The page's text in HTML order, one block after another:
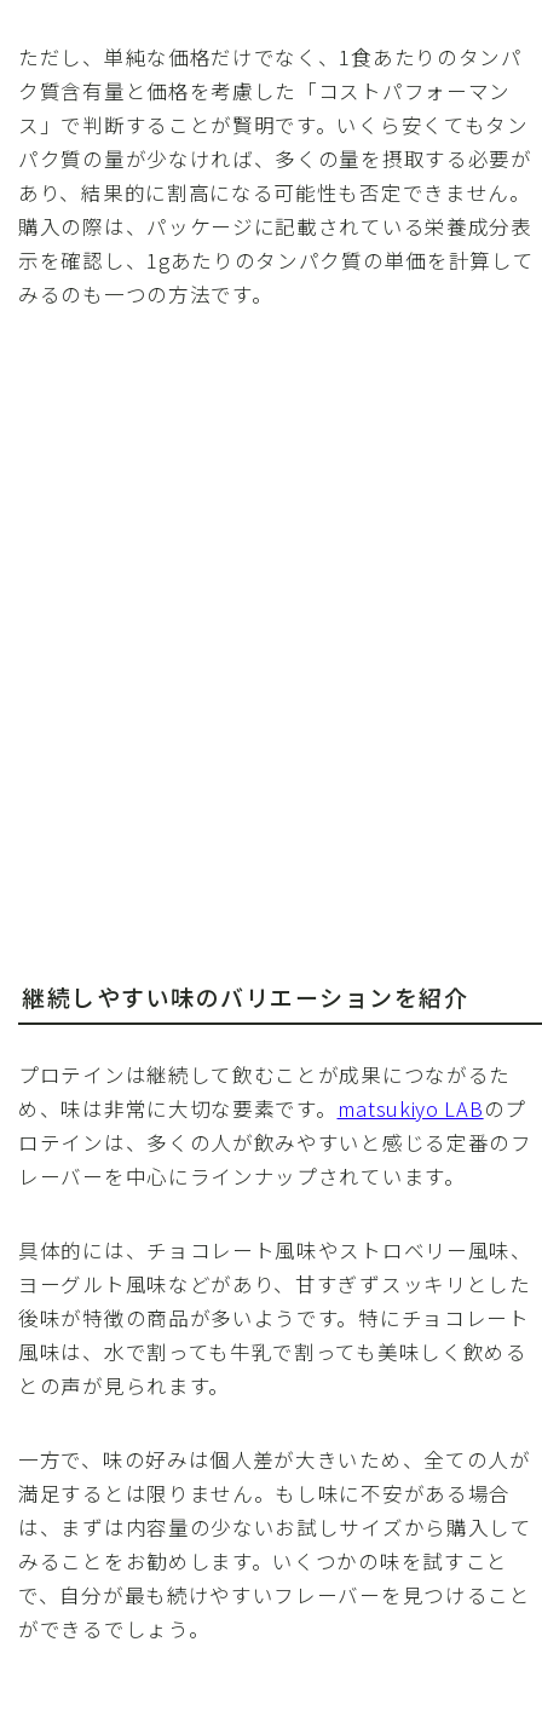
ただし、単純な価格だけでなく、1食あたりのタンパ
ク質含有量と価格を考慮した「コストパフォーマン
ス」で判断することが賢明です。いくら安くてもタン
パク質の量が少なければ、多くの量を摂取する必要が
あり、結果的に割高になる可能性も否定できません。
購入の際は、パッケージに記載されている栄養成分表
示を確認し、1gあたりのタンパク質の単価を計算して
みるのも一つの方法です。
継続しやすい味のバリエーションを紹介
プロテインは継続して飲むことが成果につながるた
め、味は非常に大切な要素です。 matsukiyo LABのプ
ロテインは、多くの人が飲みやすいと感じる定番のフ
レーバーを中心にラインナップされています。
具体的には、チョコレート風味やストロベリー風味、
ヨーグルト風味などがあり、甘すぎずスッキリとした
後味が特徴の商品が多いようです。特にチョコレート
風味は、水で割っても牛乳で割っても美味しく飲める
との声が見られます。
一方で、味の好みは個人差が大きいため、全ての人が
満足するとは限りません。もし味に不安がある場合
は、まずは内容量の少ないお試しサイズから購入して
みることをお勧めします。いくつかの味を試すこと
で、自分が最も続けやすいフレーバーを見つけること
ができるでしょう。